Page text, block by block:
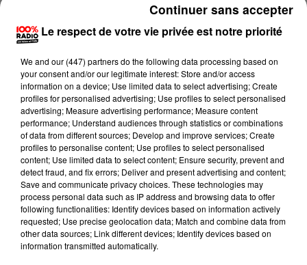
Lecture (1 min 15 sec)
100%
Le respect de votre vie privée est notre priorité
We and our (447) partnersdo the following data processing based on
your consent and/or our legitimate interest: Store and/or access
information on a device; Use limited data to select advertising; Create
profiles for personalised advertising; Use profiles to select personalised
advertising; Measure advertising performance; Measure content
performance; Understand audiences through statistics or combinations
of data from different sources; Develop and improve services; Create
profiles to personalise content; Use profiles to select personalised
content; Use limited data to select content; Ensure security, prevent and
detect fraud, and fix errors; Deliver and present advertising and content;
Save and communicate privacy choices. These technologies may
process personal data such as IP address and browsing data to offer
following functionalities: Identify devices based on information actively
requested; Use precise geolocation data; Match and combine data from
other data sources; Link different devices; Identify devices based on
information transmitted automatically.
Continuer sans accepter